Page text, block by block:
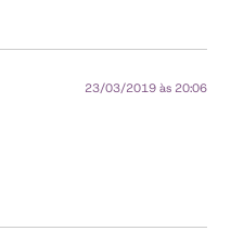
23/03/2019 às 20:06